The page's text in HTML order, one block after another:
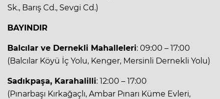
Sk., Barış Cd., Sevgi Cd.)
BAYINDIR
Balcılar ve Dernekli Mahalleleri: 09:00 – 17:00
(Balcılar Köyü İç Yolu, Kenger, Mersinli Dernekli Yolu)
Sadıkpaşa, Karahalilli: 12:00 – 17:00
(Pınarbaşı Kırkağaçlı, Ambar Pınarı Küme Evleri,